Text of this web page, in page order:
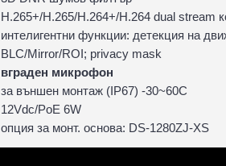
H.265+/H.265/H.264+/H.264 dual stream
интелигентни функции: детекция на
BLC/Mirror/ROI; privacy mask
вграден микрофон
за външен монтаж (IP67) -30~60C
12Vdc/PoE 6W
опция за монт. основа: DS-1280ZJ-XS